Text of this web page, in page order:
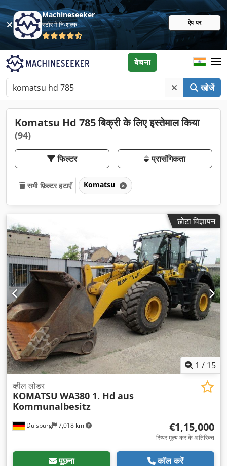
Machineseeker
स्टोर में निःशुल्क ऐप पर
खोजें
बेचना
Komatsu Hd 785 बिक्री के लिए इस्तेमाल किया
(94)
फिल्टर प्रासंगिकता
सभी फ़िल्टर हटाएँ Komatsu
छोटा विज्ञापन
1 / 15
Duisburg 7,018 km
व्हील लोडर
KOMATSU WA380 1. Hd aus
Kommunalbesitz
€1,15,000
स्थिर मूल्य कर के अतिरिक्त
पूछना कॉल करें